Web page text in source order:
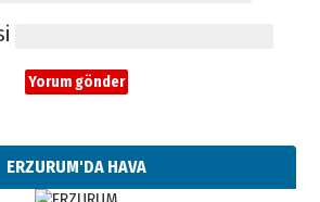
ERZURUM'DA HAVA